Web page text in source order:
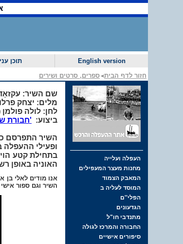
תוכן
English version
חזור לדף הבית> ספרים, סרטים ושירים
שם השיר:
מלים: יצחק
לחן: לולה
ביצוע: 'חבורת
השיר התפרסם
ופעילי ההעפלה
בתחילת קטע
האוניה באופן
אנו מודים לאלי בן
השיר וגם ספור